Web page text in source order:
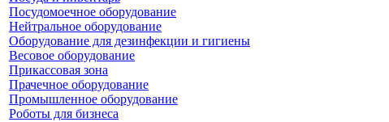
Посудомоечное оборудование
Нейтральное оборудование
Оборудование для дезинфекции и гигиены
Весовое оборудование
Прикассовая зона
Прачечное оборудование
Промышленное оборудование
Роботы для бизнеса